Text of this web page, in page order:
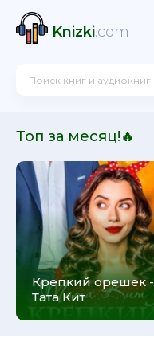
Knizki.com
Топ за месяц!🔥
Крепкий орешек -
Тата Кит